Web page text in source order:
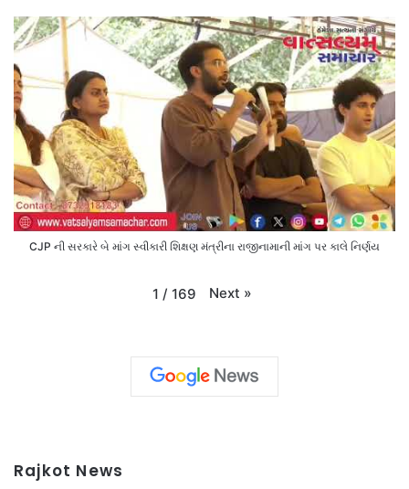
CJP ની સરકારે બે માંગ સ્વીકારી શિક્ષણ મંત્રીના રાજીનામાની માંગ પર કાલે નિર્ણય
1 / 169 Next »
Rajkot News